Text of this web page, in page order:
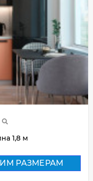
1,8 м
РАЗМЕРАМ